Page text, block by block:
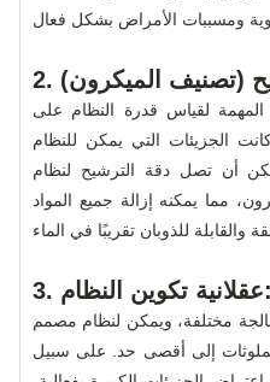
لقياس قدرة النظام على
الجزيئات التي يمكن للنظام
أن تصل دقة الترشيح لنظام
العكسي إلى 0.0001 ميكرون، مما يمكنه إزالة جميع المواد
3. عقلانية تكوين النظام:
مختلفة، ويمكن لنظام مصمم
إلى أقصى حد. على سبيل